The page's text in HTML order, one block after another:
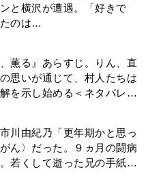
と横沢が遭遇。「好きで
のは…
薫る』あらすじ。りん、直
思いが通じて、村人たちは
を示し始める＜ネタバレあ
川由紀乃「更年期かと思っ
ん〉だった。９ヵ月の闘病
若くして逝った兄の手紙を